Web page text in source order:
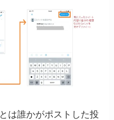
とは誰かがポストした投